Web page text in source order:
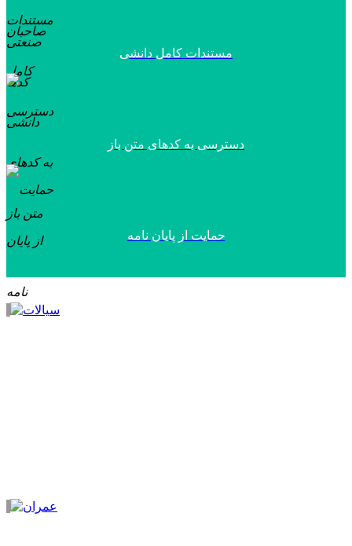
مستندات کامل دانشی
دسترسی به کدهای متن باز
حمایت از پایان نامه